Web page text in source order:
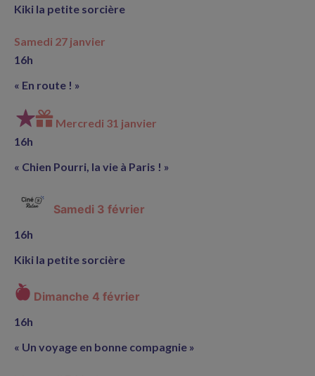
Kiki la petite sorcière
Samedi 27 janvier
16h
« En route ! »
Mercredi 31 janvier
16h
« Chien Pourri, la vie à Paris ! »
Samedi 3 février
16h
Kiki la petite sorcière
Dimanche 4 février
16h
« Un voyage en bonne compagnie »